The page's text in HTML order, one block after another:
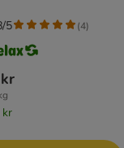
kr
5 (4)